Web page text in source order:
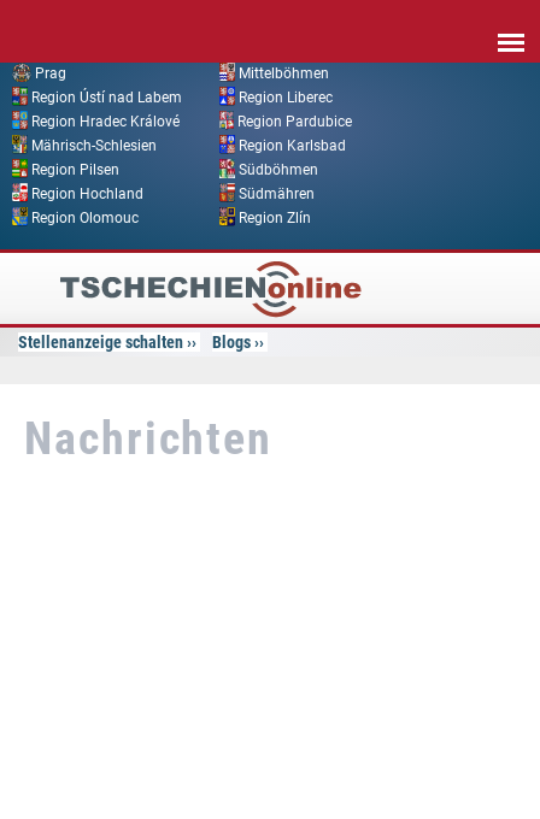
Prag
Mittelböhmen
Region Ústí nad Labem
Region Liberec
Region Hradec Králové
Region Pardubice
Mährisch-Schlesien
Region Karlsbad
Region Pilsen
Südböhmen
Region Hochland
Südmähren
Region Olomouc
Region Zlín
Tschechien
Online
Stellenanzeige schalten Blogs
Nachrichten